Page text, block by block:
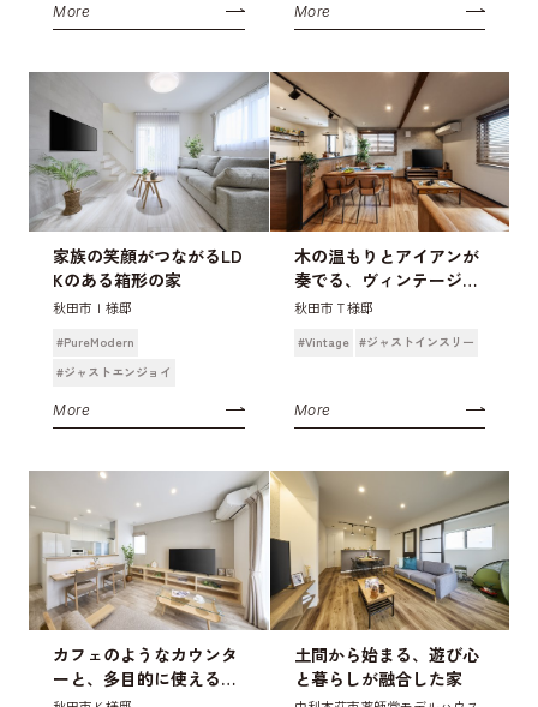
More More
家族の笑顔がつながるLD
Kのある箱形の家
秋田市Ｉ様邸
#PureModern
#ジャストエンジョイ
More
木の温もりとアイアンが
奏でる、ヴィンテージモ
ダン
秋田市Ｔ様邸
#Vintage #ジャストインスリー
More
カフェのようなカウンタ
ーと、多目的に使えるス
土間から始まる、遊び心
と暮らしが融合した家